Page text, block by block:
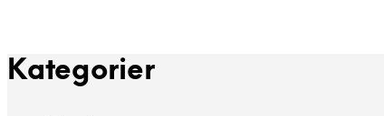
Kategorier